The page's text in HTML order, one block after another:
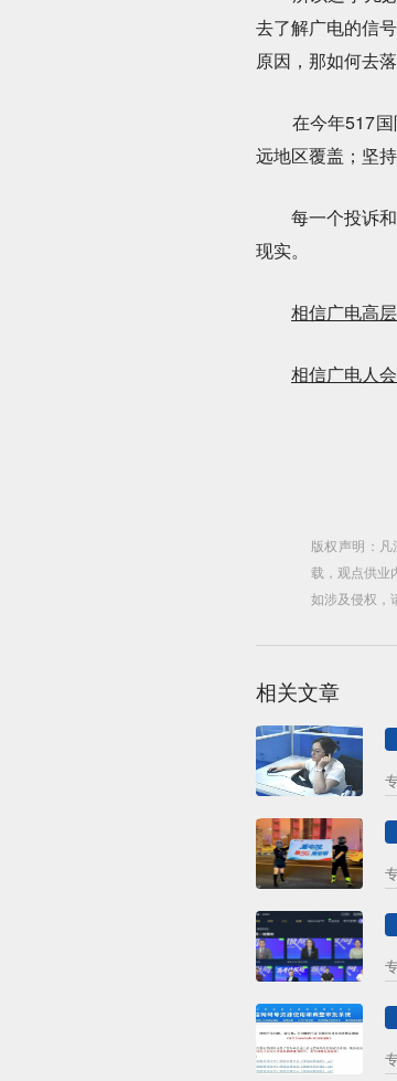
去了解广电的信
原因，那如何去落
在今年517国
远地区覆盖；坚
每一个投诉和
现实。
相信广电高层
相信广电人
版权声明：
载，观点供业
如涉及侵权，
相关文章